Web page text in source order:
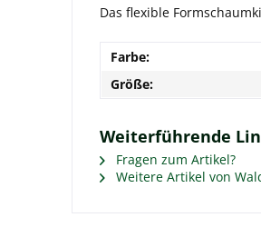
Das flexible
Farbe:
Größe:
Weiterführende
Fragen zum Artikel?
Weitere Artikel von